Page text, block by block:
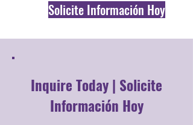
Solicite Información Hoy
Inquire Today | Solicite
Información Hoy